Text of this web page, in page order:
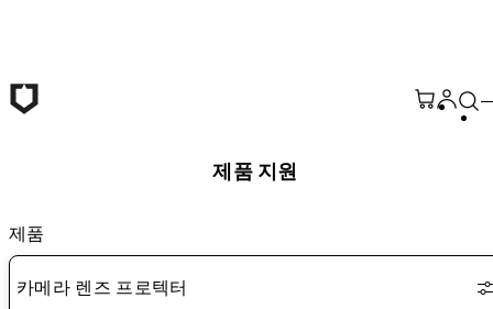
제품 지원
제품
카메라 렌즈 프로텍터